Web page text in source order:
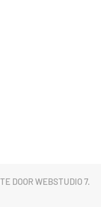
DOORWEBSTUDIO 7.